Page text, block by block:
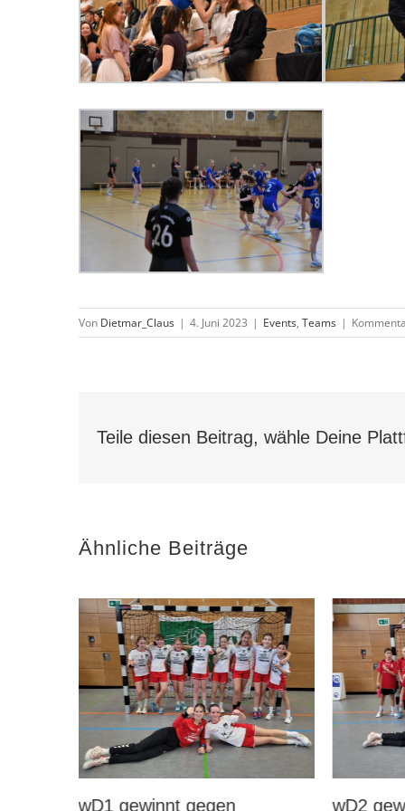
Von Dietmar_Claus | 4. Juni 2023 | Events, Teams |
Teile diesen Beitrag, wähle Deine
Ähnliche Beiträge
wD2 gewinnt gegen
wB1